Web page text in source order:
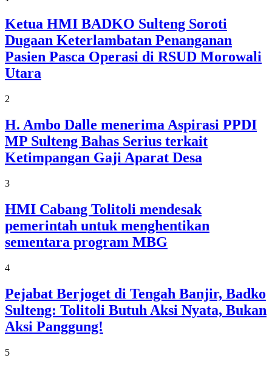
Ketua HMI BADKO Sulteng Soroti
Dugaan Keterlambatan Penanganan
Pasien Pasca Operasi di RSUD Morowali
Utara
2
H. Ambo Dalle menerima Aspirasi PPDI
MP Sulteng Bahas Serius terkait
Ketimpangan Gaji Aparat Desa
3
HMI Cabang Tolitoli mendesak
pemerintah untuk menghentikan
sementara program MBG
4
Pejabat Berjoget di Tengah Banjir, Badko
Sulteng: Tolitoli Butuh Aksi Nyata, Bukan
Aksi Panggung!
5